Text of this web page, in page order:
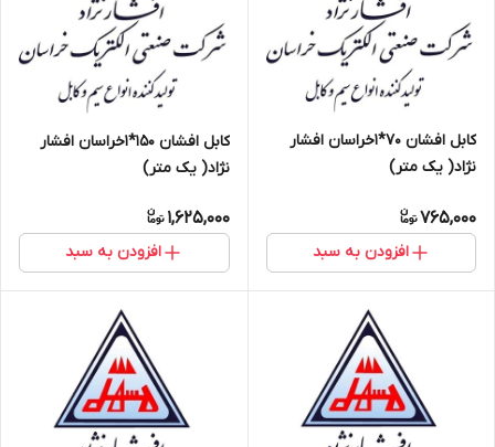
کابل افشان 70*1خراسان افشار
نژاد( یک متر)
765,000
افزودن به سبد
کابل افشان 150*1خراسان افشار
نژاد( یک متر)
1,625,000
افزودن به سبد